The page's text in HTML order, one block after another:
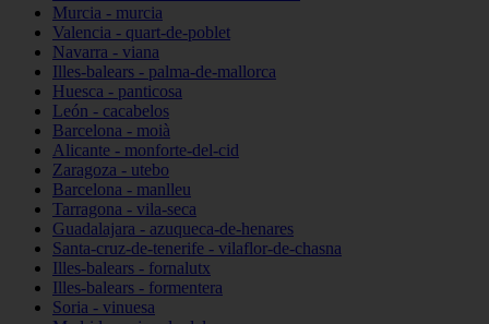
Murcia - murcia
Valencia - quart-de-poblet
Navarra - viana
Illes-balears - palma-de-mallorca
Huesca - panticosa
León - cacabelos
Barcelona - moià
Alicante - monforte-del-cid
Zaragoza - utebo
Barcelona - manlleu
Tarragona - vila-seca
Guadalajara - azuqueca-de-henares
Santa-cruz-de-tenerife - vilaflor-de-chasna
Illes-balears - fornalutx
Illes-balears - formentera
Soria - vinuesa